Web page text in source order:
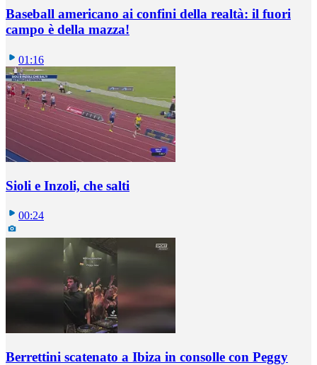
Baseball americano ai confini della realtà: il fuori
campo è della mazza!
01:16
Sioli e Inzoli, che salti
00:24
Berrettini scatenato a Ibiza in consolle con Peggy